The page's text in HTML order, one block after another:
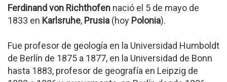
Ferdinand von Richthofen nació el 5 de mayo de
1833 en Karlsruhe, Prusia (hoy Polonia).
Fue profesor de geología en la Universidad Humboldt
de Berlín de 1875 a 1877, en la Universidad de Bonn
hasta 1883, profesor de geografía en Leipzig de